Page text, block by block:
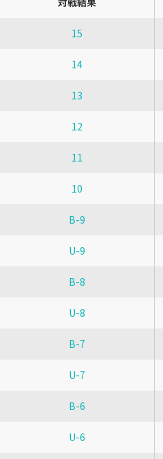
15
14
13
12
11
10
B-9
U-9
B-8
U-8
B-7
U-7
B-6
U-6